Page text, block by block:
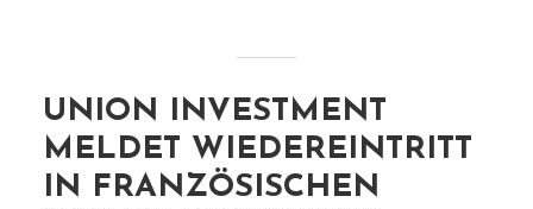
UNION INVESTMENT
MELDET WIEDEREINTRITT
IN FRANZÖSISCHEN